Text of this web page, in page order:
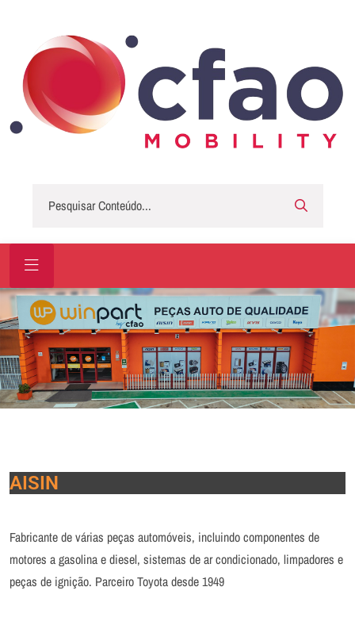
AISIN
Fabricante de várias peças automóveis, incluindo componentes de
motores a gasolina e diesel, sistemas de ar condicionado, limpadores e
peças de ignição. Parceiro Toyota desde 1949